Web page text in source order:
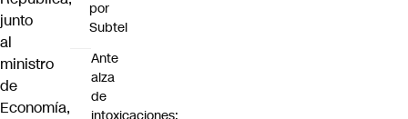
junto
al
ministro
de
Economía,
por
Subtel
Ante
alza
de
intoxicaciones: